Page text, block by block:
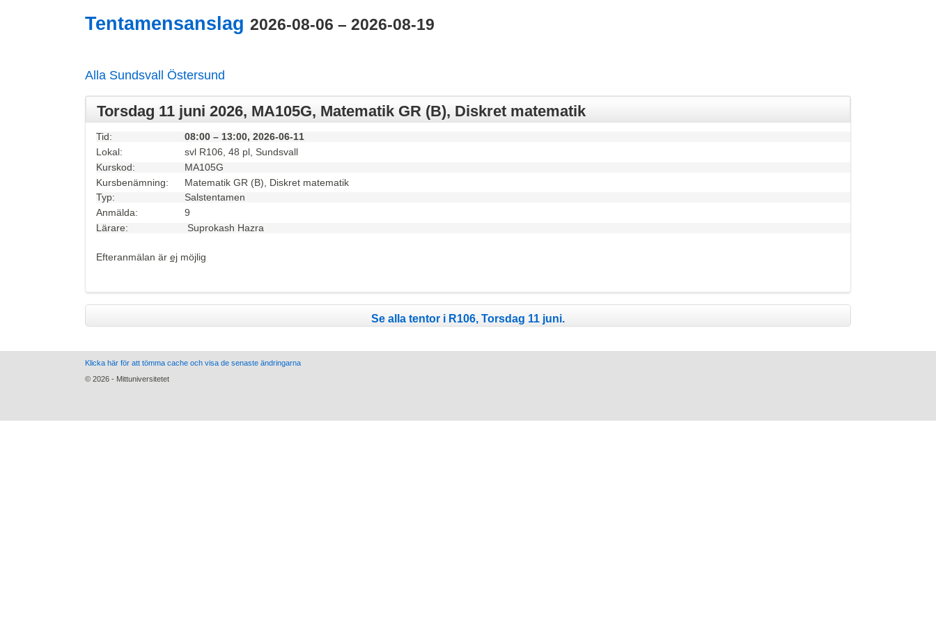
Tentamensanslag 2026-08-06 – 2026-08-19
Alla Sundsvall Östersund
Torsdag 11 juni 2026, MA105G, Matematik GR (B), Diskret matematik
Tid:
08:00 – 13:00, 2026-06-11
Lokal:
svl R106, 48 pl, Sundsvall
Kurskod:
MA105G
Kursbenämning:
Matematik GR (B), Diskret matematik
Typ:
Salstentamen
Anmälda:
9
Lärare:
Suprokash Hazra
Efteranmälan är ej möjlig
Se alla tentor i R106, Torsdag 11 juni.
Klicka här för att tömma cache och visa de senaste ändringarna
© 2026 - Mittuniversitetet